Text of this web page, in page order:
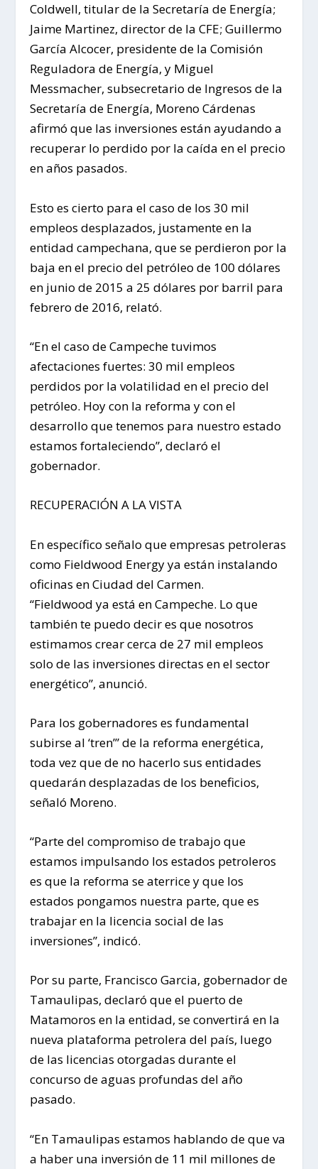
Coldwell, titular de la Secretaría de Energía;
Jaime Martinez, director de la CFE; Guillermo
García Alcocer, presidente de la Comisión
Reguladora de Energía, y Miguel
Messmacher, subsecretario de Ingresos de la
Secretaría de Energía, Moreno Cárdenas
afirmó que las inversiones están ayudando a
recuperar lo perdido por la caída en el precio
en años pasados.
Esto es cierto para el caso de los 30 mil
empleos desplazados, justamente en la
entidad campechana, que se perdieron por la
baja en el precio del petróleo de 100 dólares
en junio de 2015 a 25 dólares por barril para
febrero de 2016, relató.
“En el caso de Campeche tuvimos
afectaciones fuertes: 30 mil empleos
perdidos por la volatilidad en el precio del
petróleo. Hoy con la reforma y con el
desarrollo que tenemos para nuestro estado
estamos fortaleciendo”, declaró el
gobernador.
RECUPERACIÓN A LA VISTA
En específico señalo que empresas petroleras
como Fieldwood Energy ya están instalando
oficinas en Ciudad del Carmen.
“Fieldwood ya está en Campeche. Lo que
también te puedo decir es que nosotros
estimamos crear cerca de 27 mil empleos
solo de las inversiones directas en el sector
energético”, anunció.
Para los gobernadores es fundamental
subirse al ‘tren’” de la reforma energética,
toda vez que de no hacerlo sus entidades
quedarán desplazadas de los beneficios,
señaló Moreno.
“Parte del compromiso de trabajo que
estamos impulsando los estados petroleros
es que la reforma se aterrice y que los
estados pongamos nuestra parte, que es
trabajar en la licencia social de las
inversiones”, indicó.
Por su parte, Francisco Garcia, gobernador de
Tamaulipas, declaró que el puerto de
Matamoros en la entidad, se convertirá en la
nueva plataforma petrolera del país, luego
de las licencias otorgadas durante el
concurso de aguas profundas del año
pasado.
“En Tamaulipas estamos hablando de que va
a haber una inversión de 11 mil millones de